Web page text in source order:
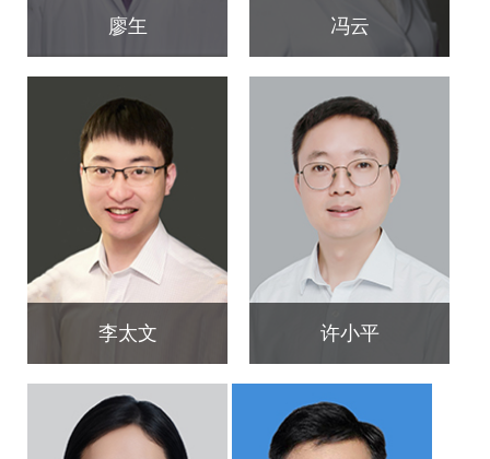
廖玍 冯云
李太文 许小平